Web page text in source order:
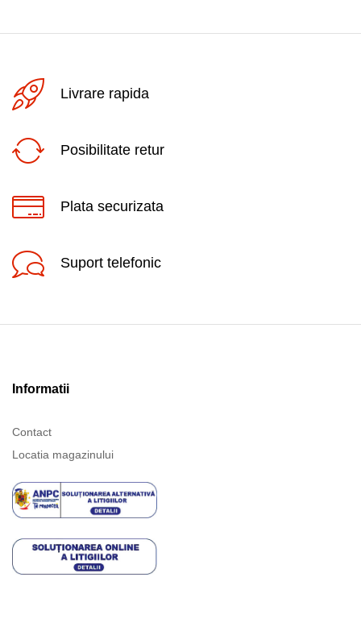
Livrare rapida
Posibilitate retur
Plata securizata
Suport telefonic
Informatii
Contact
Locatia magazinului